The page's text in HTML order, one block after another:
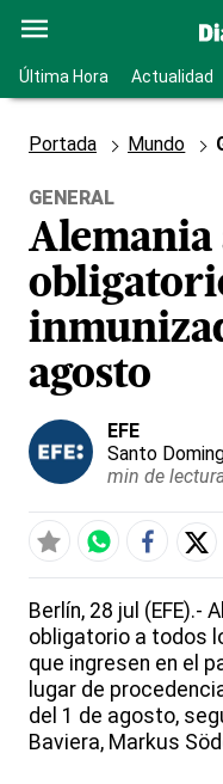
Última Hora Actualidad
Portada Mundo
GENERAL
Alemania
agosto
EFE
Santo
min de
Berlín, 28 jul
obligatorio a todos
que ingresen en el
lugar de
del 1 de agosto,
Baviera, Markus